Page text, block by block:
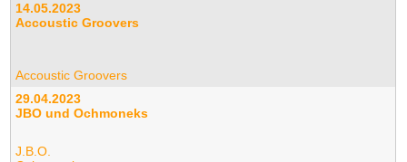
14.05.2023
Accoustic Groovers
Accoustic Groovers
29.04.2023
JBO und Ochmoneks
J.B.O.